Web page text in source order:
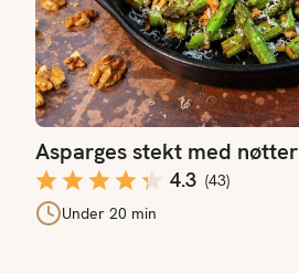
Asparges stekt med nøtter
4.3 (43)
Under 20 min